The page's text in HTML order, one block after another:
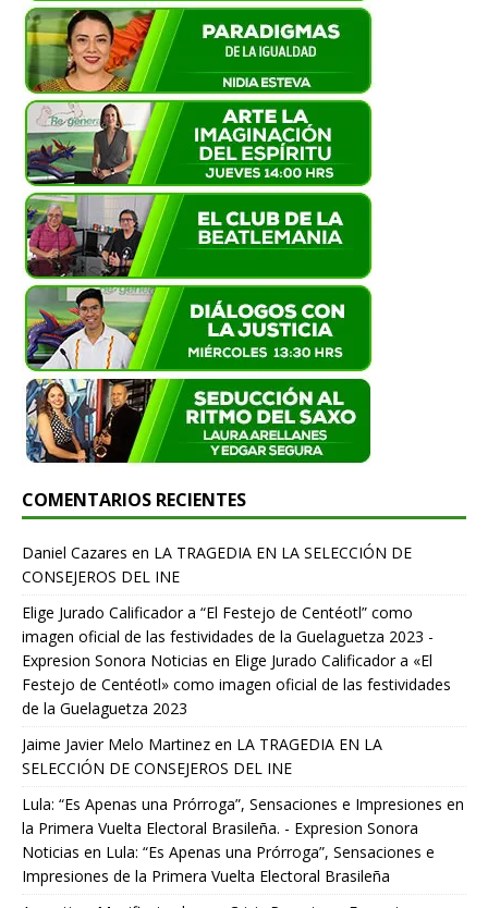
COMENTARIOS RECIENTES
Daniel Cazares en LA TRAGEDIA EN LA SELECCIÓN DE
CONSEJEROS DEL INE
Elige Jurado Calificador a “El Festejo de Centéotl” como
imagen oficial de las festividades de la Guelaguetza 2023 -
Expresion Sonora Noticias en Elige Jurado Calificador a «El
Festejo de Centéotl» como imagen oficial de las festividades
de la Guelaguetza 2023
Jaime Javier Melo Martinez en LA TRAGEDIA EN LA
SELECCIÓN DE CONSEJEROS DEL INE
Lula: “Es Apenas una Prórroga”, Sensaciones e Impresiones en
la Primera Vuelta Electoral Brasileña. - Expresion Sonora
Noticias en Lula: “Es Apenas una Prórroga”, Sensaciones e
Impresiones de la Primera Vuelta Electoral Brasileña